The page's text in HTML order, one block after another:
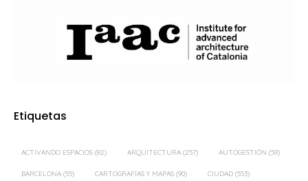
Etiquetas
ACTIVANDO ESPACIOS (82) ARQUITECTURA (257) AUTOGESTIÓN (59)
BARCELONA (55) CARTOGRAFÍAS Y MAPAS (90) CIUDAD (553)